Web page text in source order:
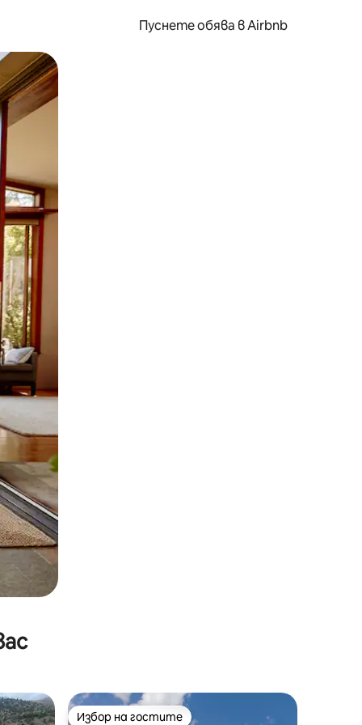
Пуснете обява в Airbnb
или плъзгане.
Избор на гостите